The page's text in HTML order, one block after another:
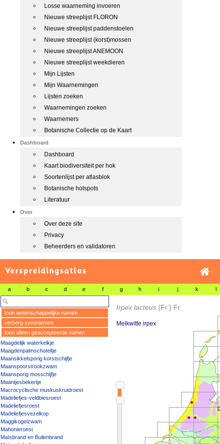
Losse waarneming invoeren
Nieuwe streeplijst FLORON
Nieuwe streeplijst paddenstoelen
Nieuwe streeplijst (korst)mossen
Nieuwe streeplijst ANEMOON
Nieuwe streeplijst weekdieren
Mijn Lijsten
Mijn Waarnemingen
Lijsten zoeken
Waarnemingen zoeken
Waarnemers
Botanische Collectie op de Kaart
Dashboard
Dashboard
Kaart biodiversiteit per hok
Soortenlijst per atlasblok
Botanische hotspots
Literatuur
Over
Over deze site
Privacy
Beheerders en validatoren
Verspreidingsatlas
a b c d e f g h i j k l
toon wetenschappelijke namen
verberg synoniemen
toon alleen geaccepteerde namen
Maagdelijk waterkelkje
Maagdenpalmschoteltje
Maansikkelsporig korstschijfje
Maanspoorstrookzwam
Maansporig mosschijfje
Maantjesbekertje
Macrocyclische muskuskruidroest
Madeliefjes-veldbiesroest
Madeliefjesroest
Madeliefjesvezelkop
Maggikogelzwam
Mahonieroest
Maïsbrand en Builenbrand
Irpex lacteus (Fr.) Fr.
Melkwitte irpex